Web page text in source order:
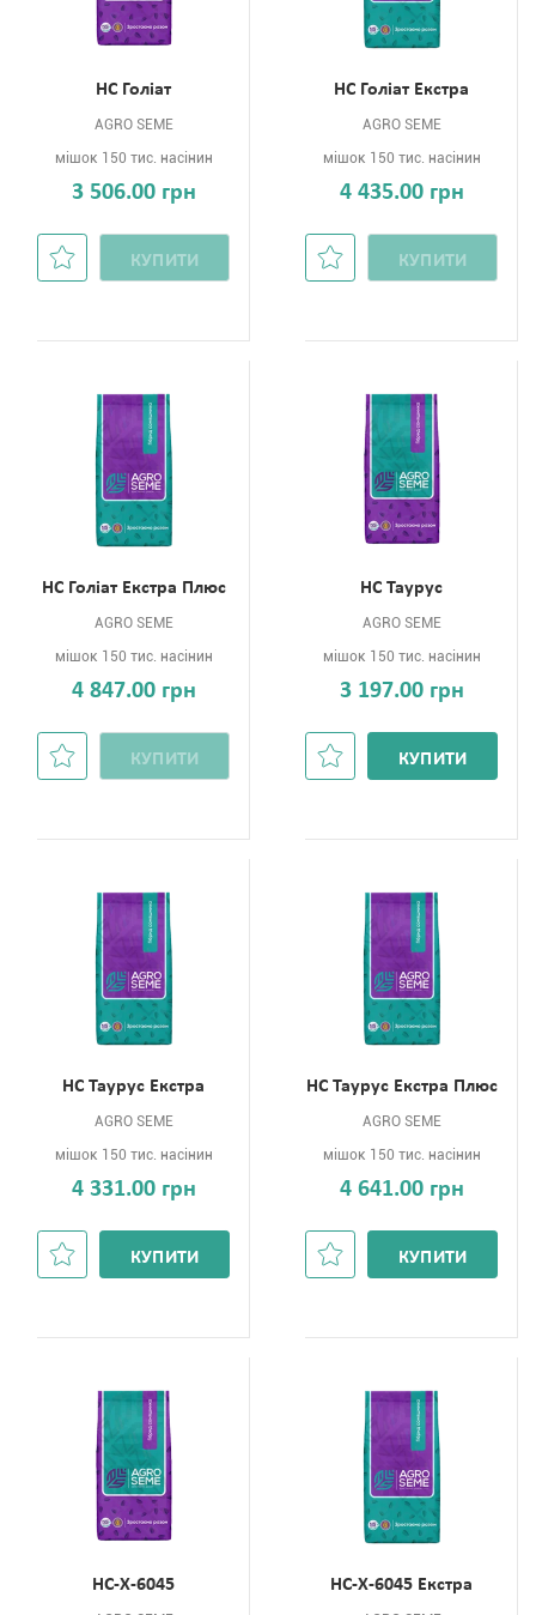
НС Голіат
AGRO SEME
мішок 150 тис. насінин
3 506.00 грн
КУПИТИ
НС Голіат Екстра
AGRO SEME
мішок 150 тис. насінин
4 435.00 грн
КУПИТИ
НС Голіат Екстра Плюс
AGRO SEME
мішок 150 тис. насінин
4 847.00 грн
КУПИТИ
НС Таурус
AGRO SEME
мішок 150 тис. насінин
3 197.00 грн
КУПИТИ
НС Таурус Екстра
AGRO SEME
мішок 150 тис. насінин
4 331.00 грн
КУПИТИ
НС Таурус Екстра Плюс
AGRO SEME
мішок 150 тис. насінин
4 641.00 грн
КУПИТИ
НС-Х-6045 НС-Х-6045 Екстра